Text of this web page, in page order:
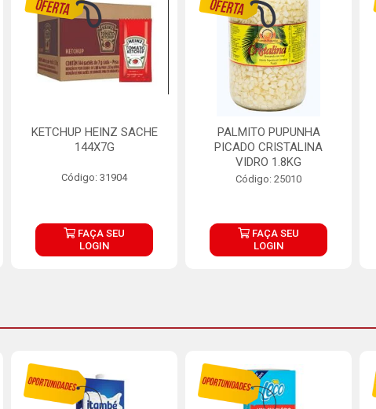
KETCHUP HEINZ SACHE
144X7G
Código: 31904
FAÇA SEU
LOGIN
PALMITO PUPUNHA
PICADO CRISTALINA
VIDRO 1.8KG
Código: 25010
FAÇA SEU
LOGIN